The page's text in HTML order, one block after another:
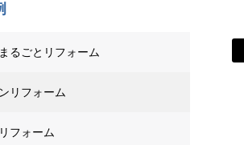
るごとリフォーム
リフォーム
フォーム